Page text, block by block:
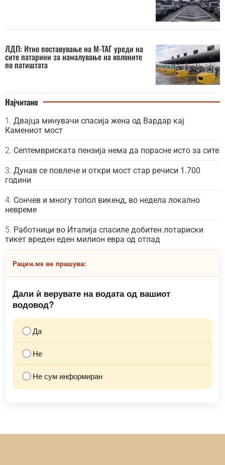
ЛДП: Итно поставување на М-ТАГ уреди на
сите патарини за намалување на колоните
по патиштата
Најчитано
Двајца минувачи спасија жена од Вардар кај
Камениот мост
Септемвриската пензија нема да порасне исто за сите
Дунав се повлече и откри мост стар речиси 1.700
години
Сончев и многу топол викенд, во недела локално
невреме
Работници во Италија спасиле добитен лотариски
тикет вреден еден милион евра од отпад
Рацин.мк ве прашува:
Дали ѝ верувате на водата од вашиот
водовод?
Да
Не
Не сум информиран